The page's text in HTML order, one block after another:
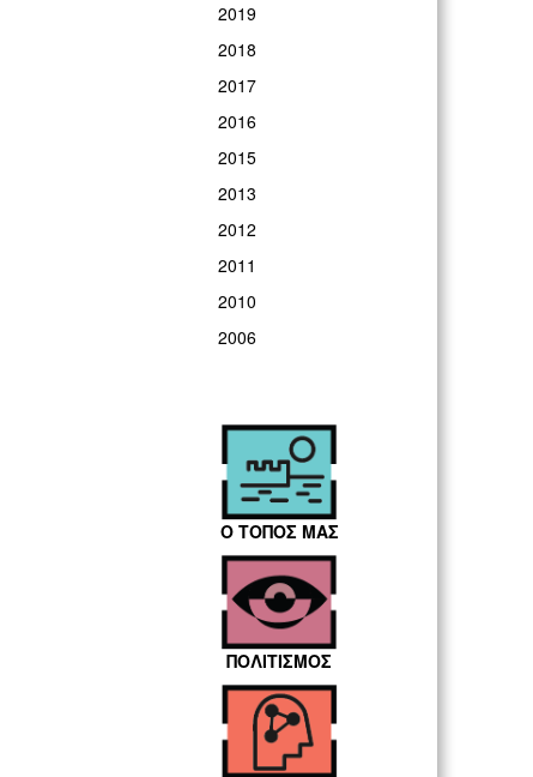
2019
2018
2017
2016
2015
2013
2012
2011
2010
2006
Ο ΤΟΠΟΣ ΜΑΣ
ΠΟΛΙΤΙΣΜΟΣ